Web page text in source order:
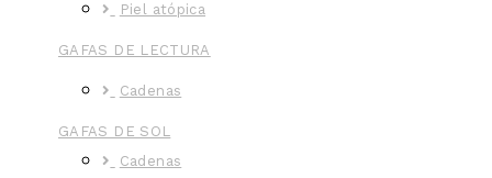
Piel atópica
GAFAS DE LECTURA
Cadenas
GAFAS DE SOL
Cadenas